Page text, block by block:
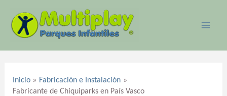
contenido
Inicio
Fabricación e Instalación
Fabricante de Chiquiparks en País Vasco
entradas